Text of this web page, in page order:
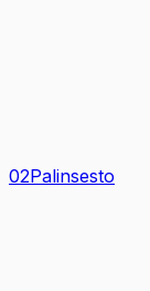
02Palinsesto